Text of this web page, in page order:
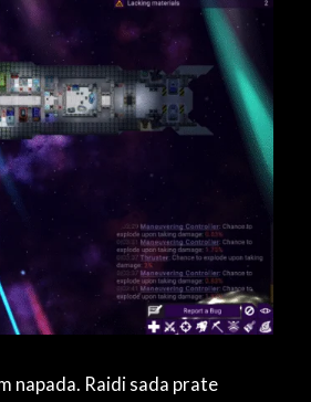
napada. Raidi sada prate